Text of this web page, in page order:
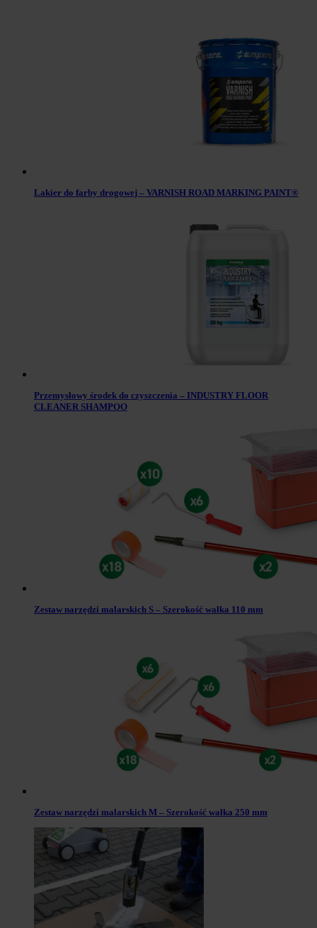
Lakier do farby drogowej – VARNISH ROAD MARKING PAINT®
Przemysłowy środek do czyszczenia – INDUSTRY FLOOR
CLEANER SHAMPOO
Zestaw narzędzi malarskich S – Szerokość wałka 110 mm
Zestaw narzędzi malarskich M – Szerokość wałka 250 mm